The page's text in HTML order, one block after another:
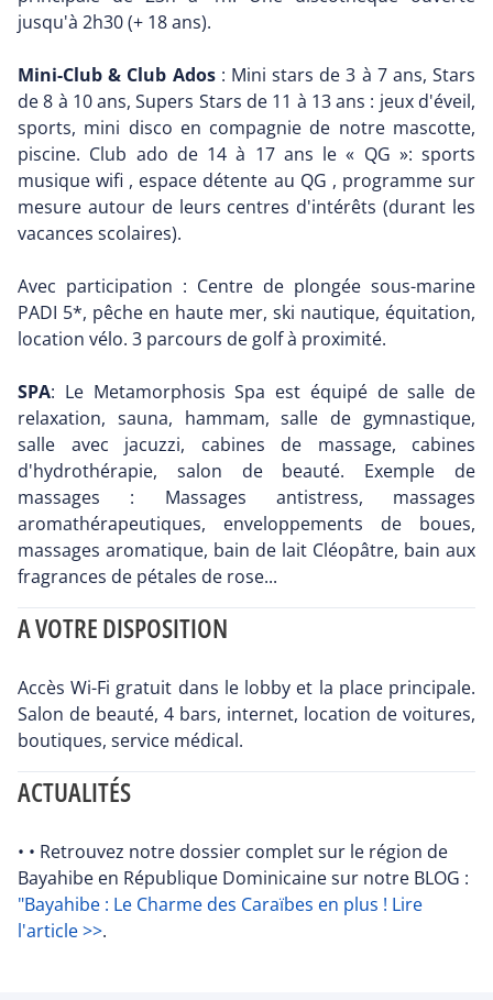
jusqu'à 2h30 (+ 18 ans).
Mini-Club & Club Ados : Mini stars de 3 à 7 ans, Stars
de 8 à 10 ans, Supers Stars de 11 à 13 ans : jeux d'éveil,
sports, mini disco en compagnie de notre mascotte,
piscine. Club ado de 14 à 17 ans le « QG »: sports
musique wifi , espace détente au QG , programme sur
mesure autour de leurs centres d'intérêts (durant les
vacances scolaires).
Avec participation : Centre de plongée sous-marine
PADI 5*, pêche en haute mer, ski nautique, équitation,
location vélo. 3 parcours de golf à proximité.
SPA: Le Metamorphosis Spa est équipé de salle de
relaxation, sauna, hammam, salle de gymnastique,
salle avec jacuzzi, cabines de massage, cabines
d'hydrothérapie, salon de beauté. Exemple de
massages : Massages antistress, massages
aromathérapeutiques, enveloppements de boues,
massages aromatique, bain de lait Cléopâtre, bain aux
fragrances de pétales de rose...
A VOTRE DISPOSITION
Accès Wi-Fi gratuit dans le lobby et la place principale.
Salon de beauté, 4 bars, internet, location de voitures,
boutiques, service médical.
ACTUALITÉS
• • Retrouvez notre dossier complet sur le région de
Bayahibe en République Dominicaine sur notre BLOG :
"Bayahibe : Le Charme des Caraïbes en plus ! Lire
l'article >>.